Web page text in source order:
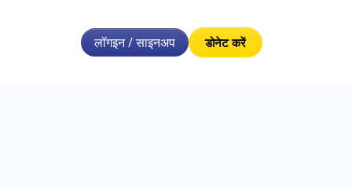
लॉगइन / साइनअप डोनेट करें